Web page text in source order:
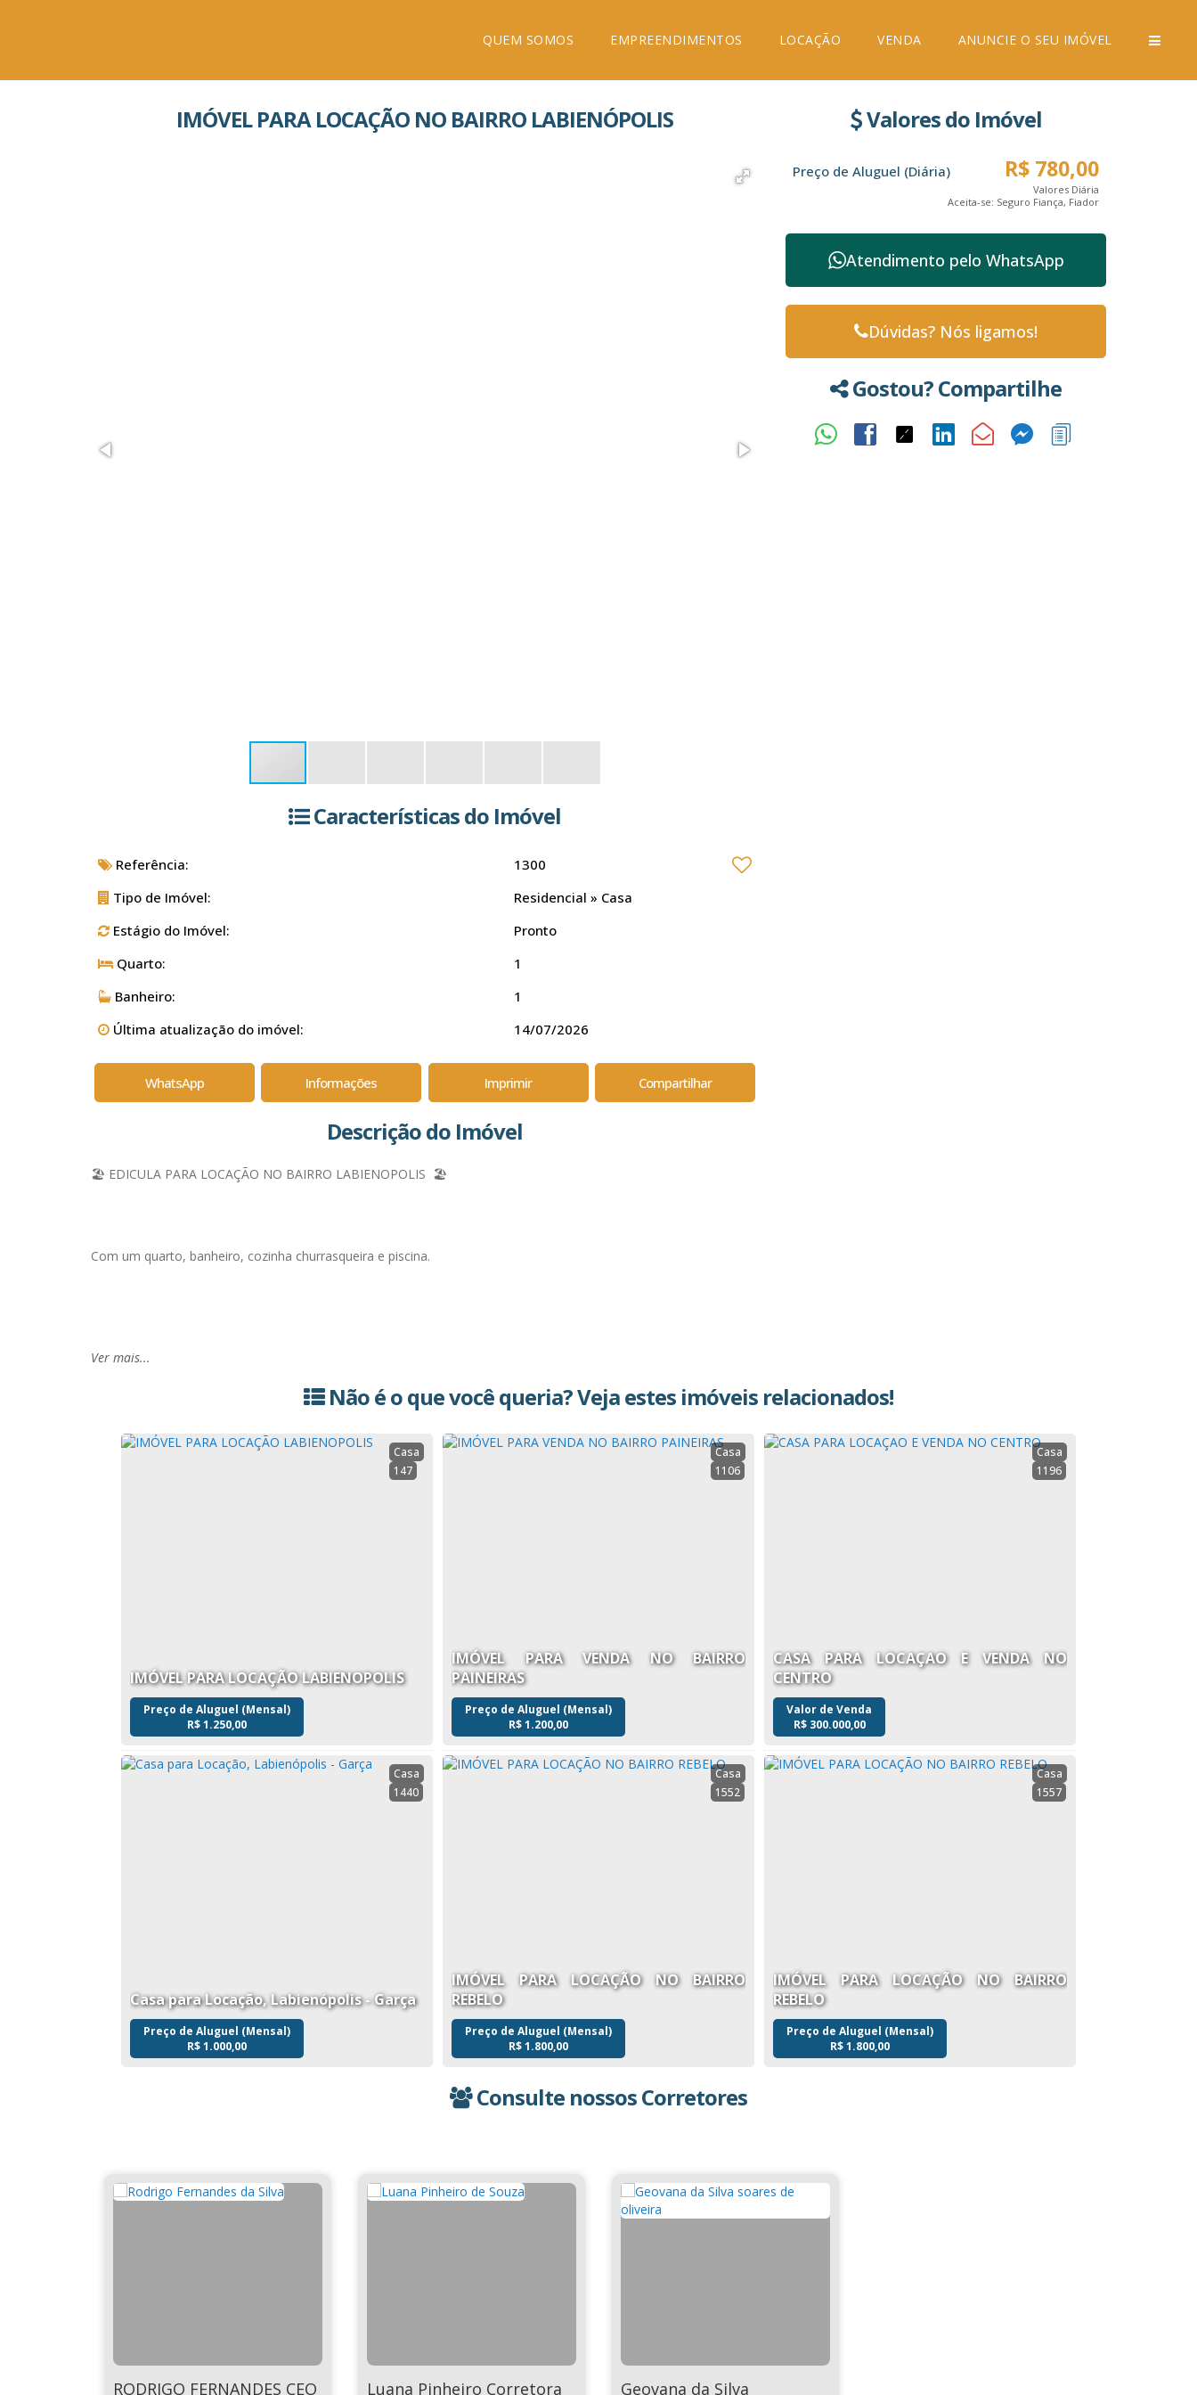
ANUNCIE O SEU IMÓVEL
VENDA
LOCAÇÃO
EMPREENDIMENTOS
QUEM SOMOS
IMÓVEL PARA LOCAÇÃO NO BAIRRO LABIENÓPOLIS
Características do Imóvel
Referência:
1300
Tipo de Imóvel:
Residencial » Casa
Estágio do Imóvel:
Pronto
Quarto:
1
Banheiro:
1
Última atualização do imóvel:
14/07/2026
WhatsApp Informações Imprimir Compartilhar
Descrição do Imóvel
🏖️ EDICULA PARA LOCAÇÃO NO BAIRRO LABIENOPOLIS 🏖️
Com um quarto, banheiro, cozinha churrasqueira e piscina.
DIÁRIA: R$250,00.
📞 Entre em contato o corretor online (14)998569836 (14)3737-0776
Ver mais...
Valores do Imóvel
R$ 780,00
Preço de Aluguel (Diária)
Valores Diária
Aceita-se: Seguro Fiança, Fiador
Atendimento pelo WhatsApp
Dúvidas? Nós ligamos!
Gostou? Compartilhe
Não é o que você queria? Veja estes imóveis relacionados!
IMÓVEL PARA LOCAÇÃO LABIENOPOLIS
147
Casa
R$1.250,00
Preço de Aluguel (Mensal)
IMÓVEL PARA VENDA NO BAIRRO
PAINEIRAS
1106
Casa
R$1.200,00
Preço de Aluguel (Mensal)
CASA PARA LOCAÇAO E VENDA NO
CENTRO
1196
Casa
R$300.000,00
Valor de Venda
Casa para Locação, Labienópolis - Garça
1440
Casa
R$1.000,00
Preço de Aluguel (Mensal)
IMÓVEL PARA LOCAÇÃO NO BAIRRO
REBELO
1552
Casa
R$1.800,00
Preço de Aluguel (Mensal)
IMÓVEL PARA LOCAÇÃO NO BAIRRO
REBELO
1557
Casa
R$1.800,00
Preço de Aluguel (Mensal)
Consulte nossos Corretores
RODRIGO FERNANDES CEO Luana Pinheiro Corretora Geovana da Silva